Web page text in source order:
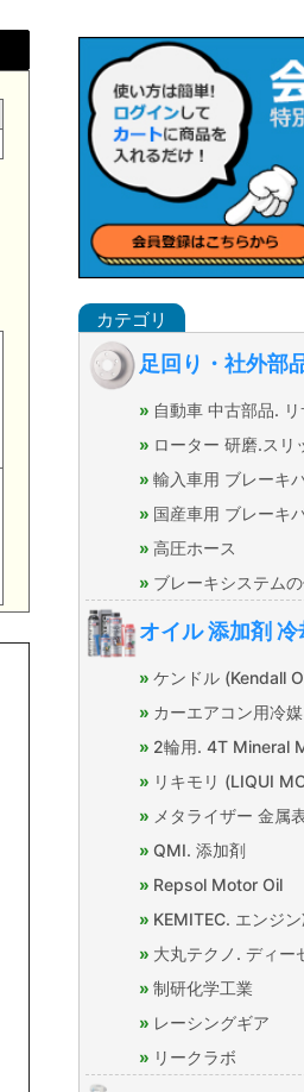
足回り・社外部
自動車 中古部品.
ローター 研磨.スリ
輸入車用 ブレーキ
国産車用 ブレーキ
高圧ホース
ブレーキシステム
オイル 添加剤 冷
ケンドル (Kendall
カーエアコン用冷媒
2輪用. 4T Mineral
リキモリ (LIQUI
メタライザー 金属
QMI. 添加剤
Repsol Motor Oil
KEMITEC. エンジ
大丸テクノ. ディー
制研化学工業
レーシングギア
リークラボ